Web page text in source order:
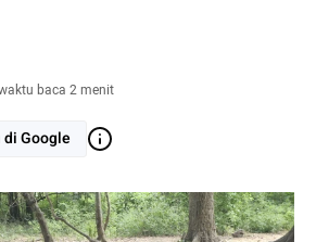
baca 2 menit
Google